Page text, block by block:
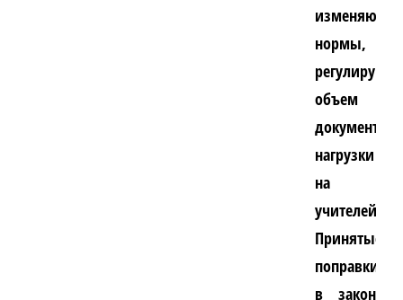
изменяются
нормы,
объем
нагрузки
на
учителей.
Принятые
поправки
в закон